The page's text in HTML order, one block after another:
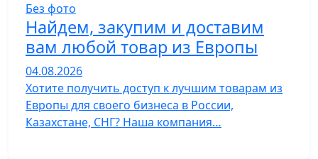
Без фото
Найдем, закупим и доставим
вам любой товар из Европы
04.08.2026
Хотите получить доступ к лучшим товарам из
Европы для своего бизнеса в России,
Казахстане, СНГ? Наша компания…